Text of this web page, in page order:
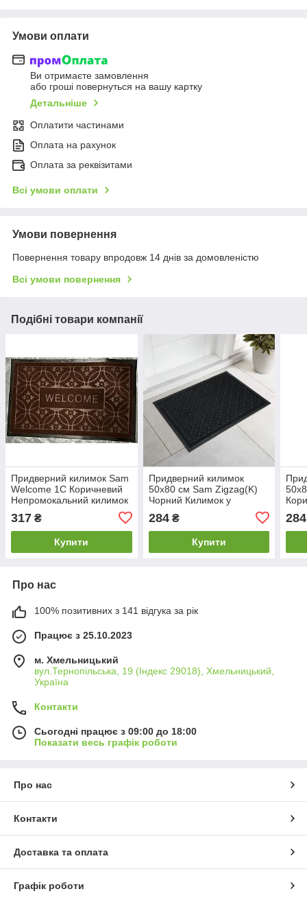
Умови оплати
Ви отримаєте замовлення
або гроші повернуться на вашу картку
Детальніше
Оплатити частинами
Оплата на рахунок
Оплата за реквізитами
Всі умови оплати
Умови повернення
Повернення товару впродовж 14 днів за домовленістю
Всі умови повернення
Подібні товари компанії
Придверний килимок Sam
Welcome 1C Коричневий
Непромокальний килимок
Прогумований килимок у
передпокій
317 ₴
Купити
Придверний килимок
50х80 см Sam Zigzag(K)
Чорний Килимок у
основі Непромокальний
килимок у передпокій
284₴
Купити
284
Про нас
100% позитивних з 141 відгука за рік
Працює з 25.10.2023
м. Хмельницький
вул.Тернопільська, 19 (Індекс 29018), Хмельницький,
Україна
Контакти
Сьогодні працює з 09:00 до 18:00
Показати весь графік роботи
Про нас
Контакти
Доставка та оплата
Графік роботи